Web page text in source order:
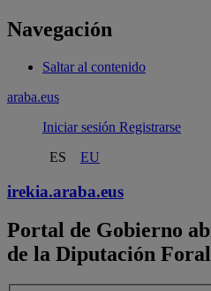
Navegación
Saltar al contenido
araba.eus
Iniciar sesión Registrarse
ES
EU
irekia.araba.eus
Portal de Gobierno
de la Diputación